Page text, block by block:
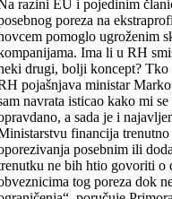
razini EU i pojedinim
poreza na
pomoglo ugroženim
Ima li u RH
drugi, bolji koncept? Tko
pojašnjava ministar
navrata isticao kako mi
a sada je i
financija
posebnim ili
ne bih htio govoriti o
tog poreza dok